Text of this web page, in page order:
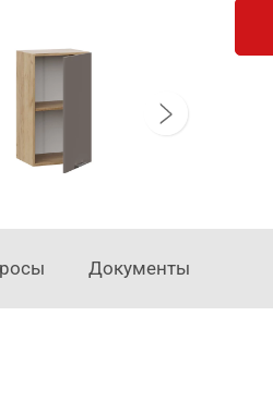
Документы